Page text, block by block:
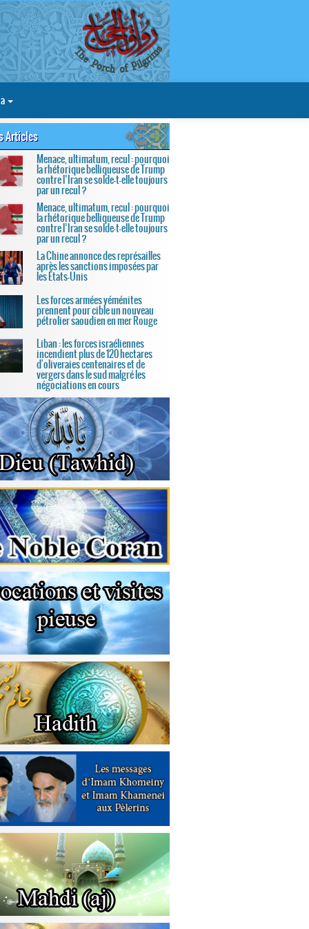
Articles
Menace, ultimatum, recul : pourquoi
la rhétorique belliqueuse de Trump
contre l’Iran se solde-t-elle toujours
par un recul ?
Menace, ultimatum, recul : pourquoi
la rhétorique belliqueuse de Trump
contre l’Iran se solde-t-elle toujours
par un recul ?
La Chine annonce des représailles
après les sanctions imposées par
les États-Unis
Les forces armées yéménites
prennent pour cible un nouveau
pétrolier saoudien en mer Rouge
Liban : les forces israéliennes
incendient plus de 120 hectares
d'oliveraies centenaires et de
vergers dans le sud malgré les
négociations en cours